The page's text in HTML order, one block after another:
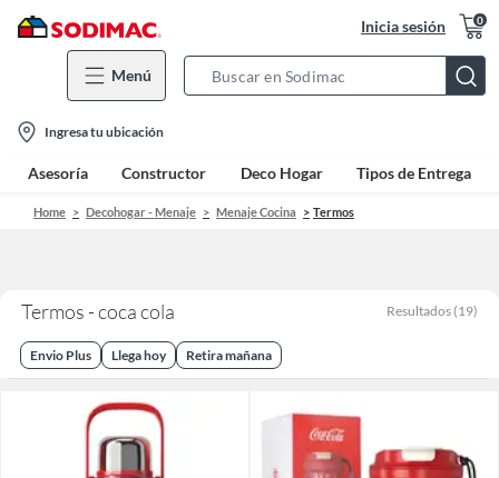
Inicia sesión 0
Menú
Bar
location-
icon
Ingresa tu ubicación
Asesoría Constructor Deco Hogar Tipos de Entrega
Home Decohogar - Menaje Menaje Cocina Termos
Termos - coca cola Resultados (19)
Envio Plus Llega hoy Retira mañana